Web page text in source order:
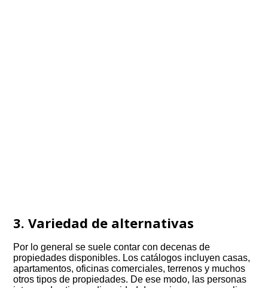
3. Variedad de alternativas
Por lo general se suele contar con decenas de
propiedades disponibles. Los catálogos incluyen casas,
apartamentos, oficinas comerciales, terrenos y muchos
otros tipos de propiedades. De ese modo, las personas